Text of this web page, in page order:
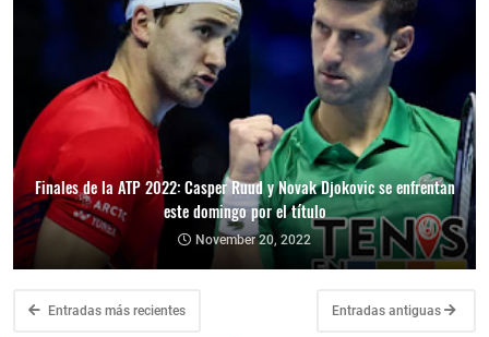
Finales de la ATP 2022: Casper Ruud y Novak Djokovic se enfrentan
este domingo por el título
November 20, 2022
Entradas más recientes Entradas antiguas